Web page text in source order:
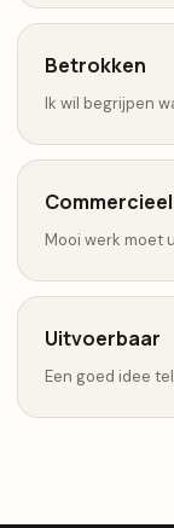
Betrokken
Ik wil begrijpen
Commercieel
Mooi werk moet
Uitvoerbaar
Een goed idee